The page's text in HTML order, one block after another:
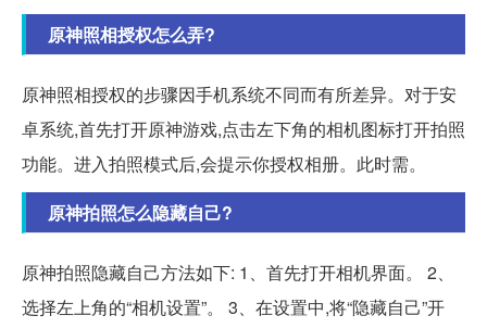
原神照相授权怎么弄?
原神照相授权的步骤因手机系统不同而有所差异。对于安
卓系统,首先打开原神游戏,点击左下角的相机图标打开拍照
功能。进入拍照模式后,会提示你授权相册。此时需。
原神拍照怎么隐藏自己?
原神拍照隐藏自己方法如下: 1、首先打开相机界面。 2、
选择左上角的“相机设置”。 3、在设置中,将“隐藏自己”开